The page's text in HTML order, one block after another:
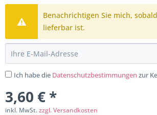
Benachrichtigen Sie mich,
lieferbar ist.
Ich habe die Datenschutzbestimmungen zur
3,60 € *
inkl. MwSt.zzgl. Versandkosten